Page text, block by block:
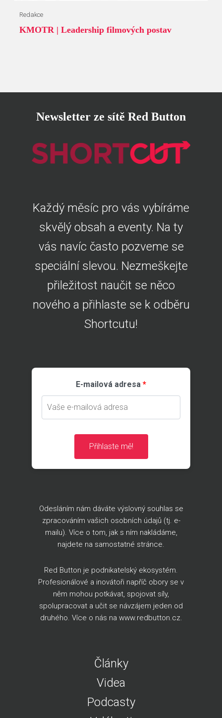
Redakce
KMOTR | Leadership filmových postav
Newsletter ze sítě Red Button
Každý měsíc pro vás vybíráme
skvělý obsah a eventy. Na ty
vás navíc často pozveme se
speciální slevou. Nezmeškejte
přiležitost naučit se něco
nového a přihlaste se k odběru
Shortcutu!
E-mailová adresa
Přihlaste mě!
Odesláním nám dáváte výslovný souhlas se
zpracováním vašich osobních údajů (tj. e-
mailu). Více o tom, jak s ním nakládáme,
najdete na samostatné stránce.
Red Button je podnikatelský ekosystém.
Profesionálové a inovátoři napříč obory se v
něm mohou potkávat, spojovat síly,
spolupracovat a učit se návzájem jeden od
druhého. Více o nás na www.redbutton.cz.
Články
Videa
Podcasty